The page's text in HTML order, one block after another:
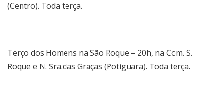
(Centro). Toda terça.
Terço dos Homens na São Roque – 20h, na Com. S.
Roque e N. Sra.das Graças (Potiguara). Toda terça.